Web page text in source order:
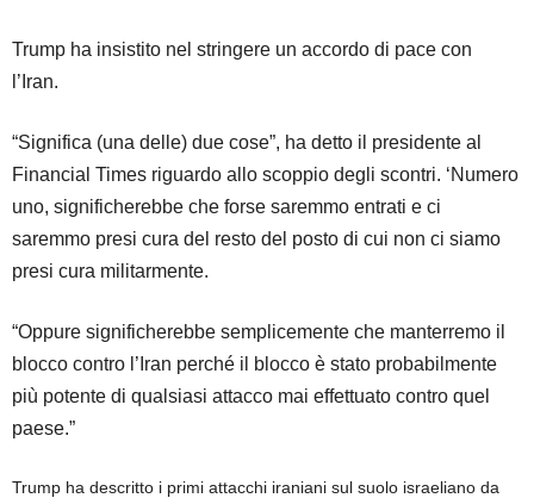
Trump ha insistito nel stringere un accordo di pace con
l’Iran.
“Significa (una delle) due cose”, ha detto il presidente al
Financial Times riguardo allo scoppio degli scontri. ‘Numero
uno, significherebbe che forse saremmo entrati e ci
saremmo presi cura del resto del posto di cui non ci siamo
presi cura militarmente.
“Oppure significherebbe semplicemente che manterremo il
blocco contro l’Iran perché il blocco è stato probabilmente
più potente di qualsiasi attacco mai effettuato contro quel
paese.”
Trump ha descritto i primi attacchi iraniani sul suolo israeliano da